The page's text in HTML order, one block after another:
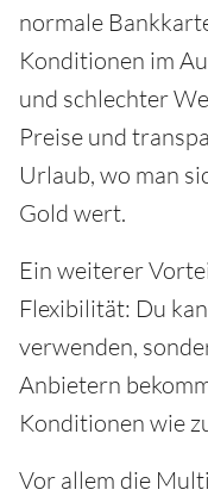
normale
Konditionen im
und schlechter
Preise und
Urlaub, wo man
Gold wert.
Ein weiterer
Flexibilität: Du
verwenden,
Anbietern
Konditionen wie
Vor allem die